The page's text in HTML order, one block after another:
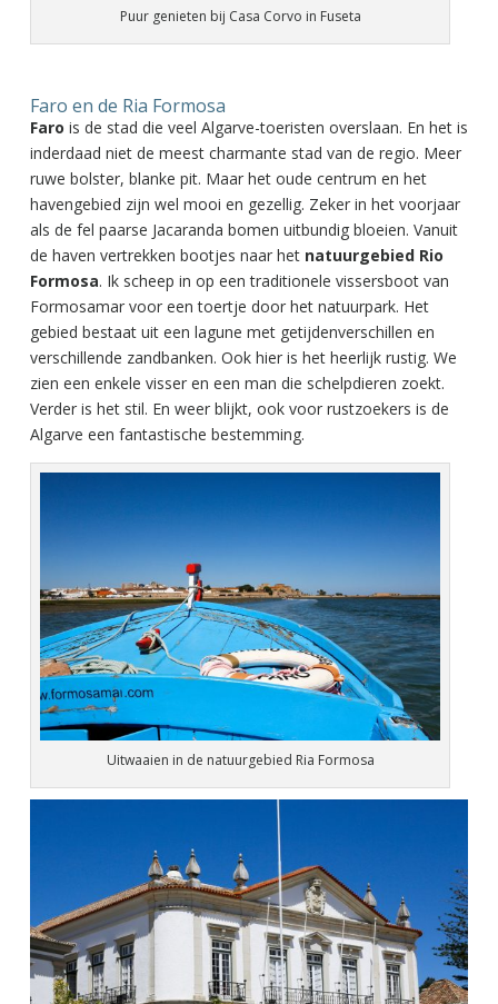
Puur genieten bij Casa Corvo in Fuseta
Faro en de Ria Formosa
Faro is de stad die veel Algarve-toeristen overslaan. En het is
inderdaad niet de meest charmante stad van de regio. Meer
ruwe bolster, blanke pit. Maar het oude centrum en het
havengebied zijn wel mooi en gezellig. Zeker in het voorjaar
als de fel paarse Jacaranda bomen uitbundig bloeien. Vanuit
de haven vertrekken bootjes naar het natuurgebied Rio
Formosa. Ik scheep in op een traditionele vissersboot van
Formosamar voor een toertje door het natuurpark. Het
gebied bestaat uit een lagune met getijdenverschillen en
verschillende zandbanken. Ook hier is het heerlijk rustig. We
zien een enkele visser en een man die schelpdieren zoekt.
Verder is het stil. En weer blijkt, ook voor rustzoekers is de
Algarve een fantastische bestemming.
Uitwaaien in de natuurgebied Ria Formosa